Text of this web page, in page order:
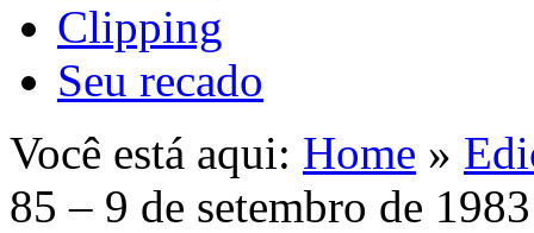
Clipping
Seu recado
Você está aqui: Home »
85 – 9 de setembro de 1983